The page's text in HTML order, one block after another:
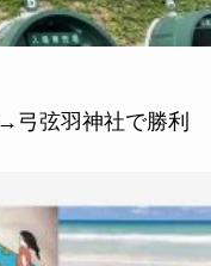
弓弦羽神社で勝利